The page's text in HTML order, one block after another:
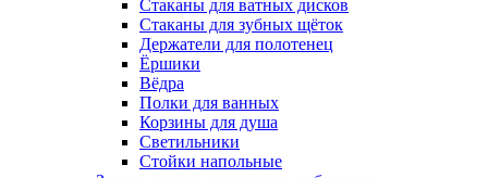
Стаканы для ватных дисков
Стаканы для зубных щёток
Держатели для полотенец
Ёршики
Вёдра
Полки для ванных
Корзины для душа
Светильники
Стойки напольные